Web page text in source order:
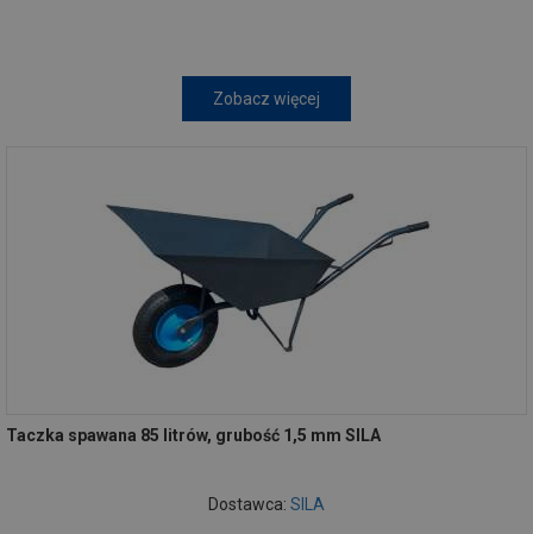
Zobacz więcej
Taczka spawana 85 litrów, grubość 1,5 mm SILA
Dostawca: SILA